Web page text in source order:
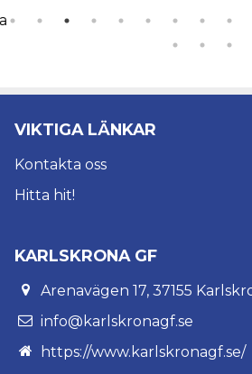
Sparbanken
VIKTIGA LÄNKAR
Kontakta oss
Hitta hit!
KARLSKRONA GF
Arenavägen 17, 37155
info@karlskronagf.se
https://www.karlskronagf.se/